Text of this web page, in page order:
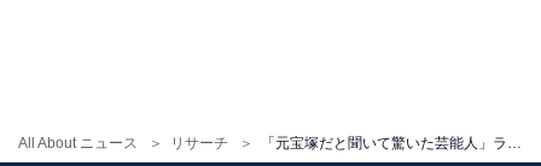
All About ニュース リサーチ